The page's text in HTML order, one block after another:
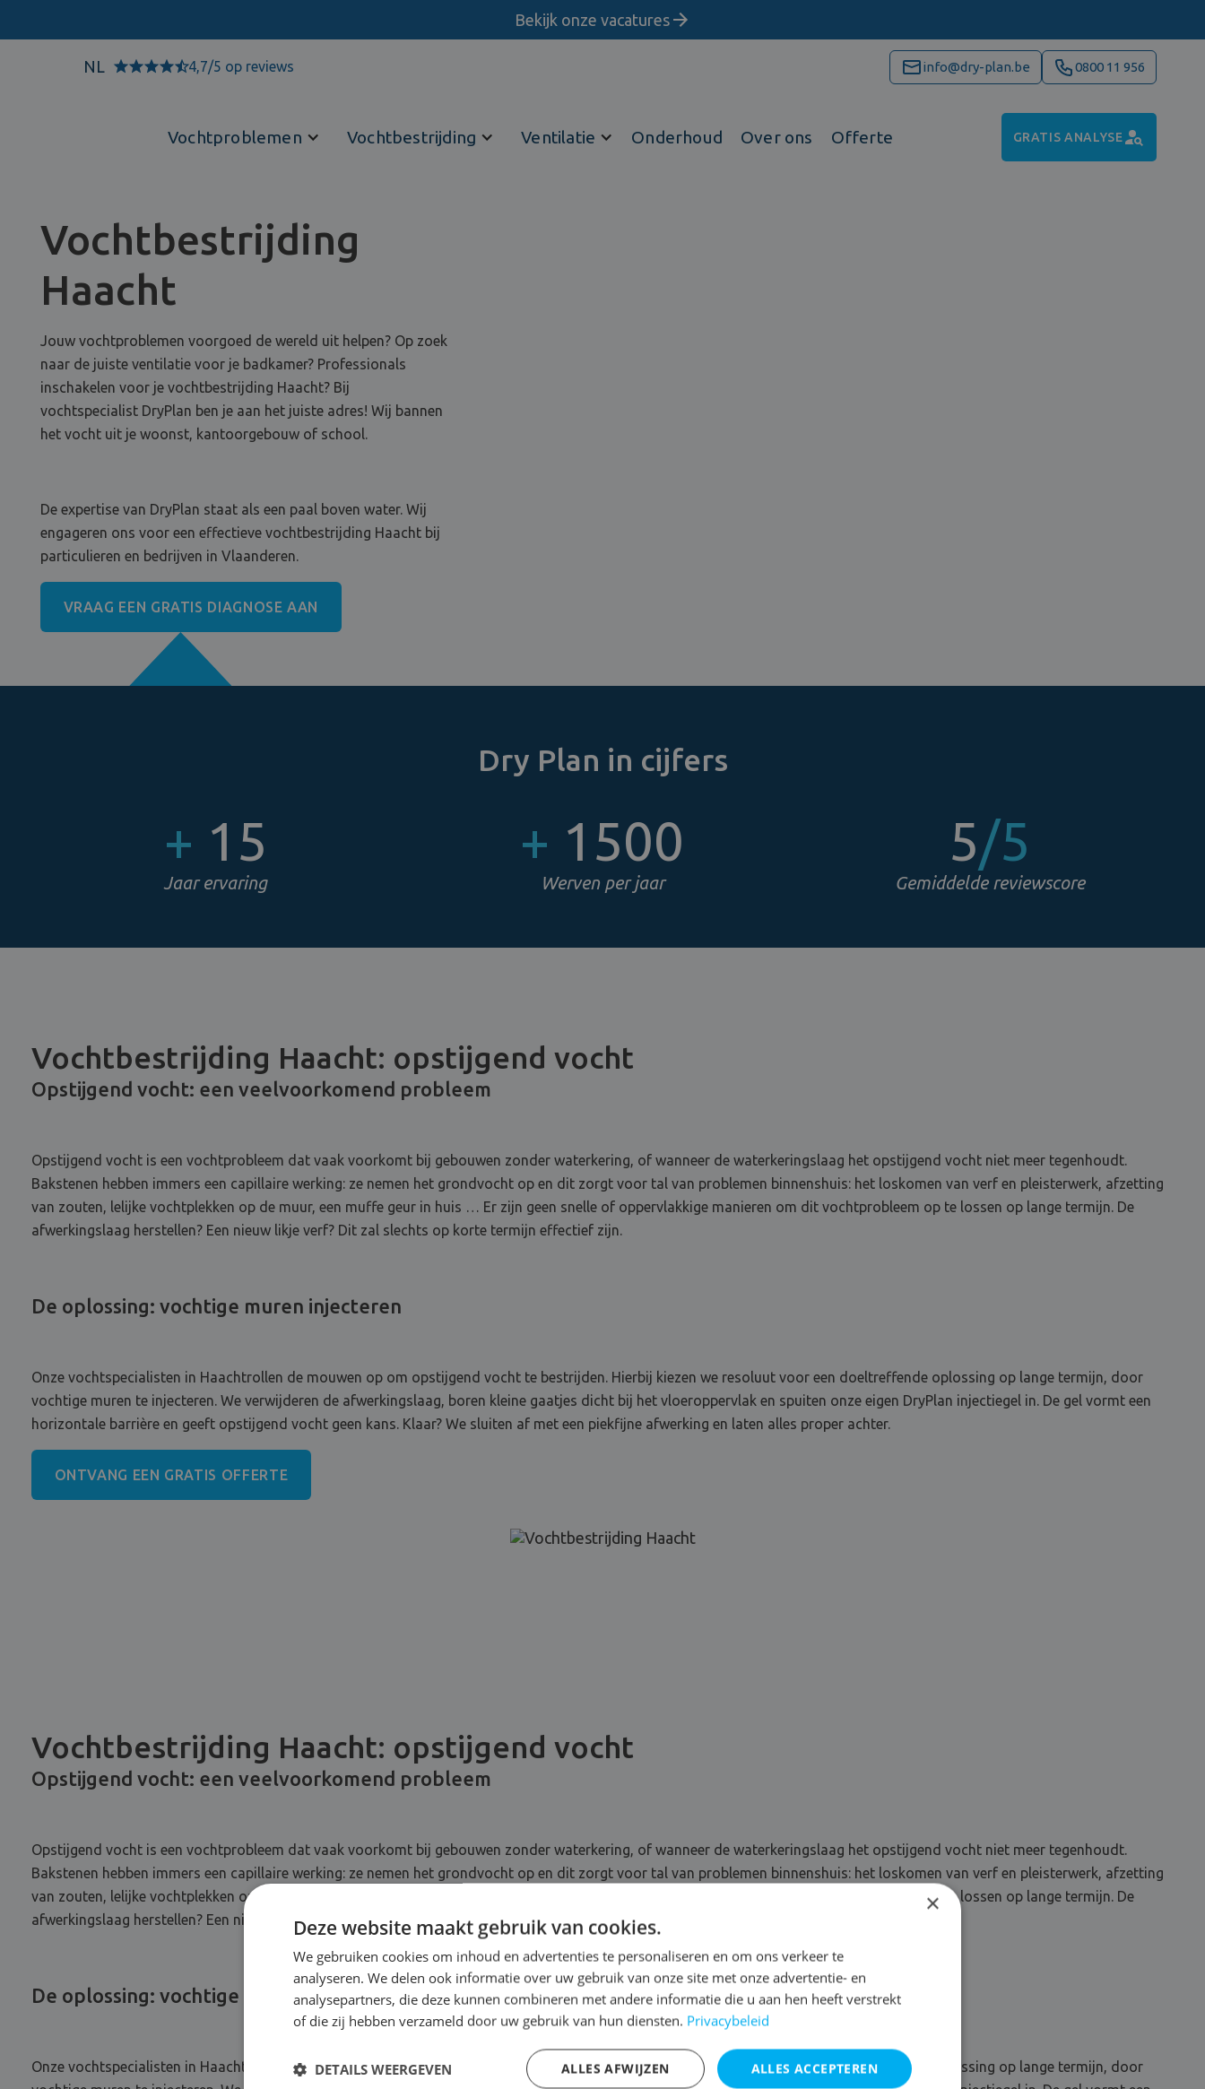
Bekijk onze vacatures
NL 4,7/5 op reviews info@dry-plan.be 0800 11 956
Vochtproblemen Vochtbestrijding Ventilatie Onderhoud Over ons Offerte GRATIS ANALYSE
Vochtbestrijding
Haacht
Jouw vochtproblemen voorgoed de wereld uit helpen? Op zoek
naar de juiste ventilatie voor je badkamer? Professionals
inschakelen voor je vochtbestrijding Haacht? Bij
vochtspecialist DryPlan ben je aan het juiste adres! Wij bannen
het vocht uit je woonst, kantoorgebouw of school.
De expertise van DryPlan staat als een paal boven water. Wij
engageren ons voor een effectieve vochtbestrijding Haacht bij
particulieren en bedrijven in Vlaanderen.
VRAAG EEN GRATIS DIAGNOSE AAN
Dry Plan in cijfers
+ 15
Jaar ervaring
+ 1500
Werven per jaar
5/5
Gemiddelde reviewscore
Vochtbestrijding Haacht: opstijgend vocht
Opstijgend vocht: een veelvoorkomend probleem
Opstijgend vocht is een vochtprobleem dat vaak voorkomt bij gebouwen zonder waterkering, of wanneer de waterkeringslaag het opstijgend vocht niet meer tegenhoudt.
Bakstenen hebben immers een capillaire werking: ze nemen het grondvocht op en dit zorgt voor tal van problemen binnenshuis: het loskomen van verf en pleisterwerk, afzetting
van zouten, lelijke vochtplekken op de muur, een muffe geur in huis … Er zijn geen snelle of oppervlakkige manieren om dit vochtprobleem op te lossen op lange termijn. De
afwerkingslaag herstellen? Een nieuw likje verf? Dit zal slechts op korte termijn effectief zijn.
De oplossing: vochtige muren injecteren
Onze vochtspecialisten in Haachtrollen de mouwen op om opstijgend vocht te bestrijden. Hierbij kiezen we resoluut voor een doeltreffende oplossing op lange termijn, door
vochtige muren te injecteren. We verwijderen de afwerkingslaag, boren kleine gaatjes dicht bij het vloeroppervlak en spuiten onze eigen DryPlan injectiegel in. De gel vormt een
horizontale barrière en geeft opstijgend vocht geen kans. Klaar? We sluiten af met een piekfijne afwerking en laten alles proper achter.
ONTVANG EEN GRATIS OFFERTE
Vochtbestrijding Haacht: opstijgend vocht
Opstijgend vocht: een veelvoorkomend probleem
Opstijgend vocht is een vochtprobleem dat vaak voorkomt bij gebouwen zonder waterkering, of wanneer de waterkeringslaag het opstijgend vocht niet meer tegenhoudt.
Bakstenen hebben immers een capillaire werking: ze nemen het grondvocht op en dit zorgt voor tal van problemen binnenshuis: het loskomen van verf en pleisterwerk, afzetting
van zouten, lelijke vochtplekken op de muur, een muffe geur in huis … Er zijn geen snelle of oppervlakkige manieren om dit vochtprobleem op te lossen op lange termijn. De
afwerkingslaag herstellen? Een nieuw likje verf? Dit zal slechts op korte termijn effectief zijn.
De oplossing: vochtige muren injecteren
Onze vochtspecialisten in Haachtrollen de mouwen op om opstijgend vocht te bestrijden. Hierbij kiezen we resoluut voor een doeltreffende oplossing op lange termijn, door
×
Deze website maakt gebruik van cookies.
We gebruiken cookies om inhoud en advertenties te personaliseren en om ons verkeer te
analyseren. We delen ook informatie over uw gebruik van onze site met onze advertentie- en
analysepartners, die deze kunnen combineren met andere informatie die u aan hen heeft verstrekt
of die zij hebben verzameld door uw gebruik van hun diensten. Privacybeleid
ALLES ACCEPTEREN
ALLES AFWIJZEN
DETAILS WEERGEVEN